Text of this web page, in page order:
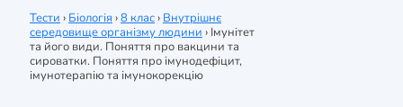
Тести › Біологія ›8 клас› Внутрішнє
середовище організму людини › Імунітет
та його види. Поняття про вакцини та
сироватки. Поняття про імунодефіцит,
імунотерапію та імунокорекцію